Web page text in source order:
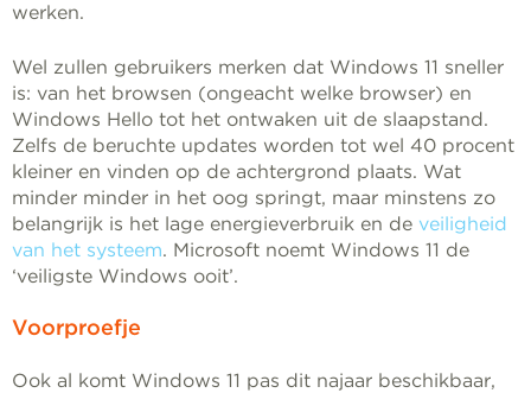
werken.
Wel zullen gebruikers merken dat Windows 11 sneller
is: van het browsen (ongeacht welke browser) en
Windows Hello tot het ontwaken uit de slaapstand.
Zelfs de beruchte updates worden tot wel 40 procent
kleiner en vinden op de achtergrond plaats. Wat
minder minder in het oog springt, maar minstens zo
belangrijk is het lage energieverbruik en de veiligheid
van het systeem. Microsoft noemt Windows 11 de
‘veiligste Windows ooit’.
Voorproefje
Ook al komt Windows 11 pas dit najaar beschikbaar,